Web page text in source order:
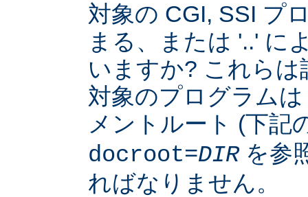
対象の CGI, SSI プ
まる、または '..' に
いますか? これら
対象のプログラム
メントルート (下記
docroot=DIRを参
ればなりません。